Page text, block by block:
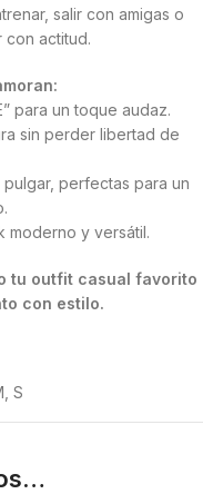
salir con amigas o
con actitud.
para un toque audaz.
sin perder libertad de
perfectas para un
moderno y versátil.
tu outfit casual favorito
con estilo.
S